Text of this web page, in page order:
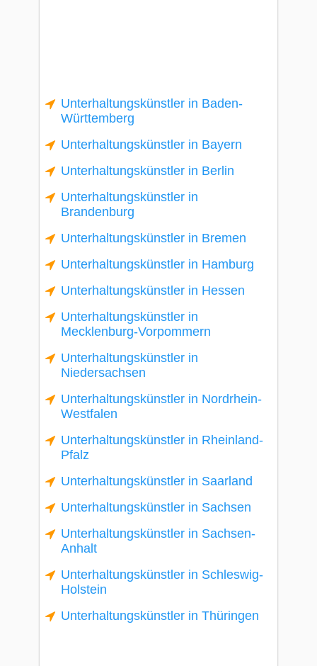
Unterhaltungskünstler in Baden-
Württemberg
Unterhaltungskünstler in Bayern
Unterhaltungskünstler in Berlin
Unterhaltungskünstler in
Brandenburg
Unterhaltungskünstler in Bremen
Unterhaltungskünstler in Hamburg
Unterhaltungskünstler in Hessen
Unterhaltungskünstler in
Mecklenburg-Vorpommern
Unterhaltungskünstler in
Niedersachsen
Unterhaltungskünstler in Nordrhein-
Westfalen
Unterhaltungskünstler in Rheinland-
Pfalz
Unterhaltungskünstler in Saarland
Unterhaltungskünstler in Sachsen
Unterhaltungskünstler in Sachsen-
Anhalt
Unterhaltungskünstler in Schleswig-
Holstein
Unterhaltungskünstler in Thüringen